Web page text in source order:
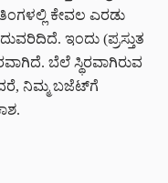
ಕೇವಲ ಎರಡು
ಇಂದು (ಪ್ರಸ್ತುತ
ಬೆಲೆ ಸ್ಥಿರವಾಗಿರುವ
ನಿಮ್ಮ ಬಜೆಟ್‌ಗೆ